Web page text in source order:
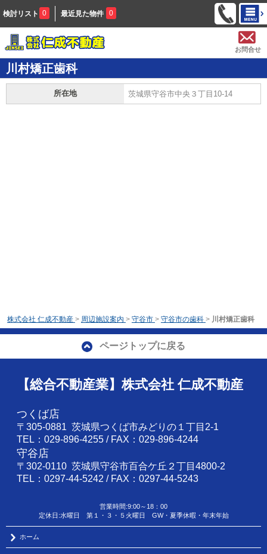
検討リスト 0 最近見た物件 0
お問合せ
川村矯正歯科
所在地 茨城県守谷市中央３丁目10-14
株式会社 仁成不動産 > 周辺施設案内 > 守谷市 > 守谷市の歯科 > 川村矯正歯科
ページトップに戻る
【総合不動産業】株式会社 仁成不動産
つくば店
〒305-0881 茨城県つくば市みどりの１丁目2-1
TEL：029-896-4255 / FAX：029-896-4244
守谷店
〒302-0110 茨城県守谷市百合ケ丘２丁目4800-2
TEL：0297-44-5242 / FAX：0297-44-5243
営業時間:9:00～18：00
定休日:水曜日 第１・３・５火曜日 GW・夏季休暇・年末年始
ホーム